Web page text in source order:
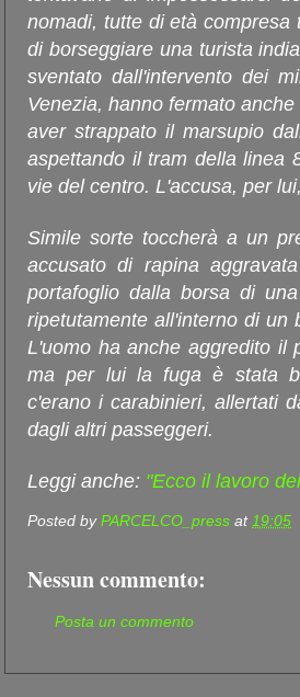
nomadi, tutte di età
di borseggiare una turista
sventato dall'intervento dei
Venezia, hanno fermato
aver strappato il marsupio
aspettando il tram della linea
vie del centro. L'accusa, per
Simile sorte toccherà a un
accusato di rapina
portafoglio dalla borsa di
ripetutamente all'interno di un
L'uomo ha anche aggredito il
ma per lui la fuga è stata
c'erano i carabinieri, allertati
dagli altri passeggeri.
Leggi anche: "Ecco il lavoro
Posted byPARCELCO_press at19:05
Nessun commento:
Posta un commento